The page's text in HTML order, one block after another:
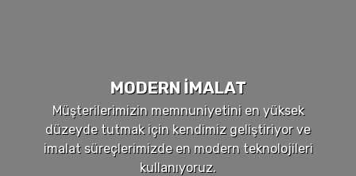
MODERN İMALAT
Müşterilerimizin memnuniyetini en yüksek
düzeyde tutmak için kendimiz geliştiriyor ve
imalat süreçlerimizde en modern teknolojileri
kullanıyoruz.